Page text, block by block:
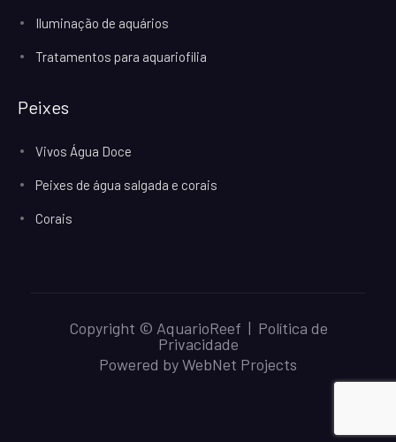
Iluminação de aquários
Tratamentos para aquariofilia
Peixes
Vivos Água Doce
Peixes de água salgada e corais
Corais
Copyright © AquarioReef | Política de
Privacidade
Powered byWebNet Projects